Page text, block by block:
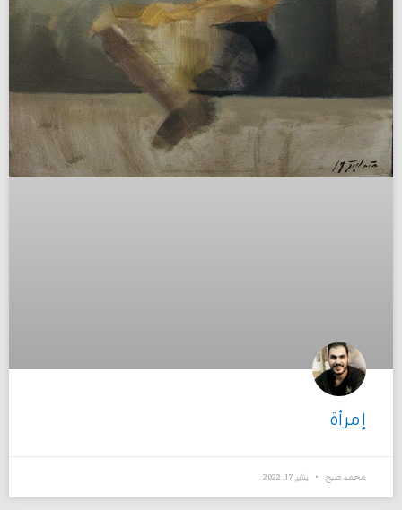
إمرأة
محمد صبح يناير 17, 2022